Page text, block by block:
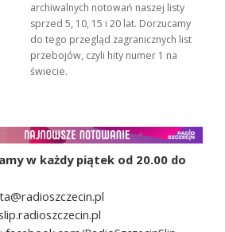
archiwalnych notowań naszej listy
sprzed 5, 10, 15 i 20 lat. Dorzucamy
do tego przegląd zagranicznych list
przebojów, czyli hity numer 1 na
świecie.
w każdy piątek od 20.00 do